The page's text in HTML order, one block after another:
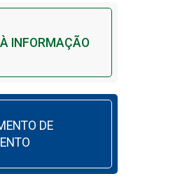
INFORMAÇÃO
DE